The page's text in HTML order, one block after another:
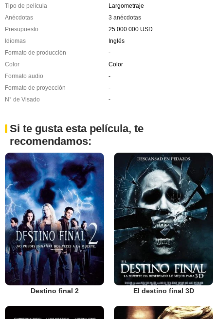
Tipo de película
Largometraje
Anécdotas
3 anécdotas
Presupuesto
25 000 000 USD
Idiomas
Inglés
Formato de producción
-
Color
Color
Formato audio
-
Formato de proyección
-
N° de Visado
-
Si te gusta esta película, te
recomendamos:
Destino final 2 El destino final 3D